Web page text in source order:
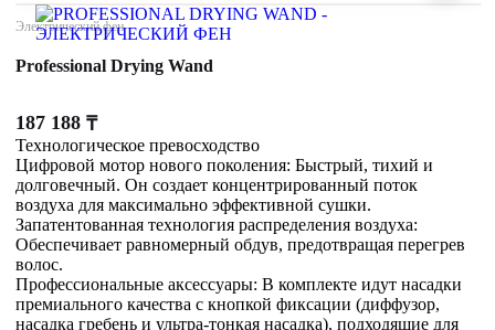
Электрический фен
Professional Drying Wand
187 188 ₸
Технологическое превосходство
Цифровой мотор нового поколения: Быстрый, тихий и
долговечный. Он создает концентрированный поток
воздуха для максимально эффективной сушки.
Запатентованная технология распределения воздуха:
Обеспечивает равномерный обдув, предотвращая перегрев
волос.
Профессиональные аксессуары: В комплекте идут насадки
премиального качества с кнопкой фиксации (диффузор,
насадка гребень и ультра-тонкая насадка), подходящие для